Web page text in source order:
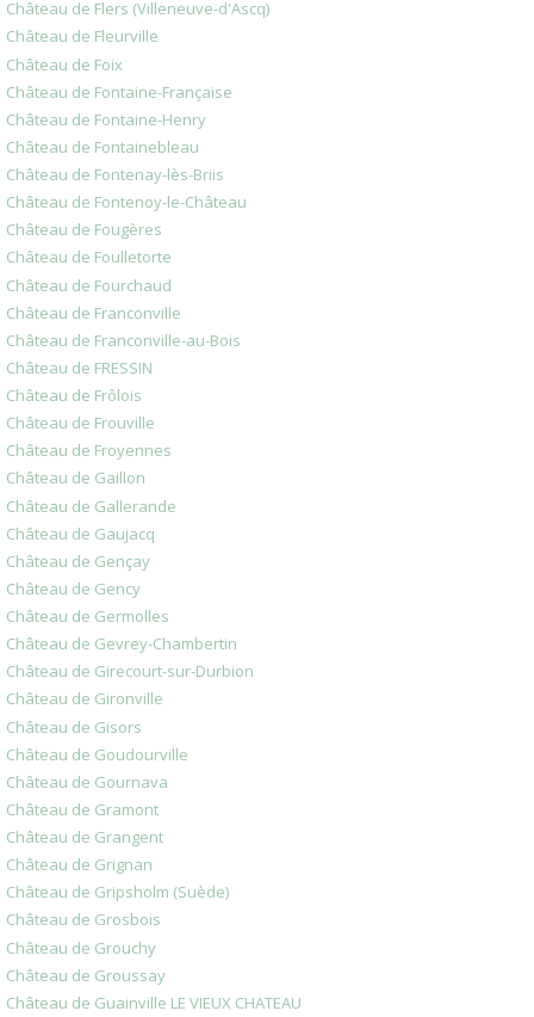
Château de Flers (Villeneuve-d'Ascq)
Château de Fleurville
Château de Foix
Château de Fontaine-Française
Château de Fontaine-Henry
Château de Fontainebleau
Château de Fontenay-lès-Briis
Château de Fontenoy-le-Château
Château de Fougères
Château de Foulletorte
Château de Fourchaud
Château de Franconville
Château de Franconville-au-Bois
Château de FRESSIN
Château de Frôlois
Château de Frouville
Château de Froyennes
Château de Gaillon
Château de Gallerande
Château de Gaujacq
Château de Gençay
Château de Gency
Château de Germolles
Château de Gevrey-Chambertin
Château de Girecourt-sur-Durbion
Château de Gironville
Château de Gisors
Château de Goudourville
Château de Gournava
Château de Gramont
Château de Grangent
Château de Grignan
Château de Gripsholm (Suède)
Château de Grosbois
Château de Grouchy
Château de Groussay
Château de Guainville LE VIEUX CHATEAU